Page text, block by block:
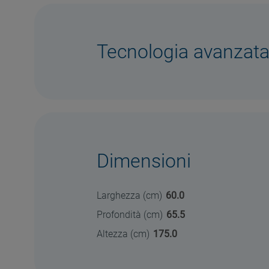
Tecnologia avanzata
Dimensioni
Larghezza (cm) 60.0
Profondità (cm) 65.5
Altezza (cm) 175.0